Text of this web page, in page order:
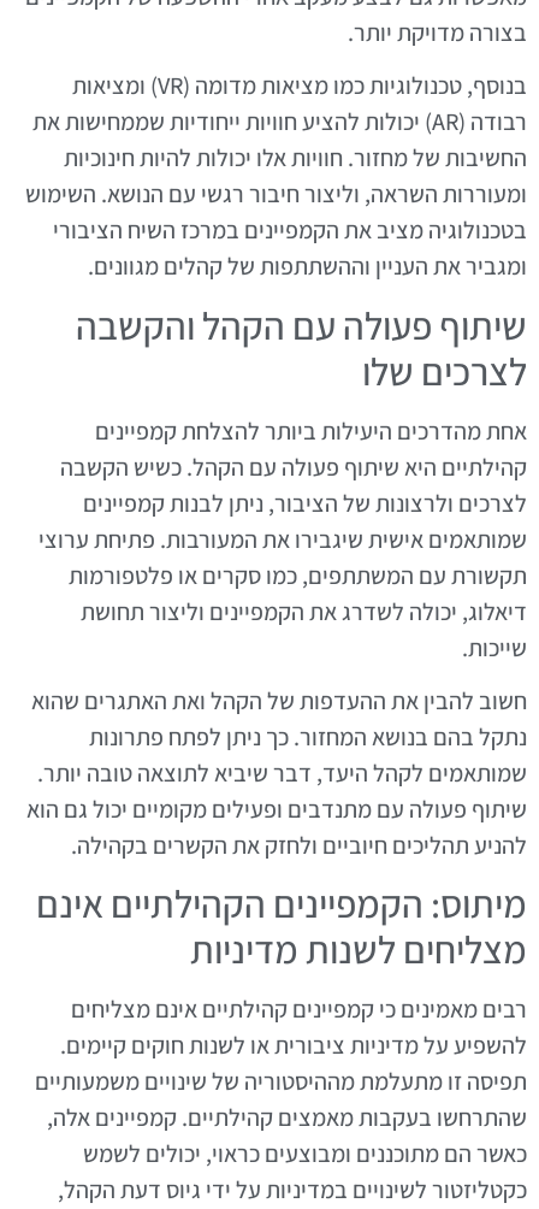
בצורה מדויקת יותר.
בנוסף, טכנולוגיות כמו מציאות מדומה (VR) ומציאות
רבודה (AR) יכולות להציע חוויות ייחודיות שממחישות את
החשיבות של מחזור. חוויות אלו יכולות להיות חינוכיות
ומעוררות השראה, וליצור חיבור רגשי עם הנושא. השימוש
בטכנולוגיה מציב את הקמפיינים במרכז השיח הציבורי
ומגביר את העניין וההשתתפות של קהלים מגוונים.
שיתוף פעולה עם הקהל והקשבה
לצרכים שלו
אחת מהדרכים היעילות ביותר להצלחת קמפיינים
קהילתיים היא שיתוף פעולה עם הקהל. כשיש הקשבה
לצרכים ולרצונות של הציבור, ניתן לבנות קמפיינים
שמותאמים אישית שיגבירו את המעורבות. פתיחת ערוצי
תקשורת עם המשתתפים, כמו סקרים או פלטפורמות
דיאלוג, יכולה לשדרג את הקמפיינים וליצור תחושת
שייכות.
חשוב להבין את ההעדפות של הקהל ואת האתגרים שהוא
נתקל בהם בנושא המחזור. כך ניתן לפתח פתרונות
שמותאמים לקהל היעד, דבר שיביא לתוצאה טובה יותר.
שיתוף פעולה עם מתנדבים ופעילים מקומיים יכול גם הוא
להניע תהליכים חיוביים ולחזק את הקשרים בקהילה.
מיתוס: הקמפיינים הקהילתיים אינם
מצליחים לשנות מדיניות
רבים מאמינים כי קמפיינים קהילתיים אינם מצליחים
להשפיע על מדיניות ציבורית או לשנות חוקים קיימים.
תפיסה זו מתעלמת מההיסטוריה של שינויים משמעותיים
שהתרחשו בעקבות מאמצים קהילתיים. קמפיינים אלה,
כאשר הם מתוכננים ומבוצעים כראוי, יכולים לשמש
כקטליזטור לשינויים במדיניות על ידי גיוס דעת הקהל,